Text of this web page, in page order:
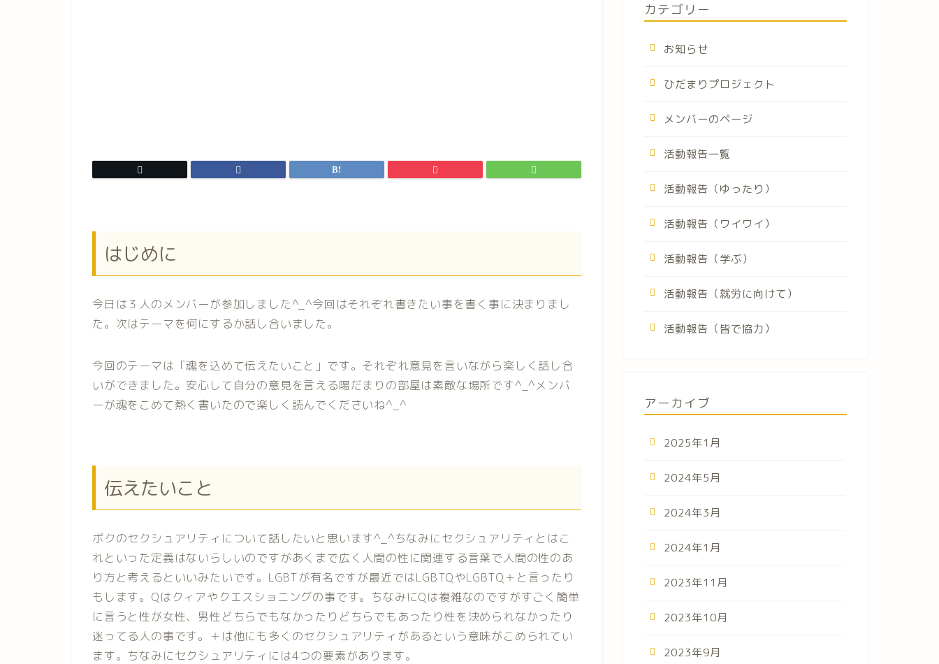
はじめに
今日は３人のメンバーが参加しました^_^今回はそれぞれ書きたい事を書く事に決まりまし
た。次はテーマを何にするか話し合いました。
今回のテーマは「魂を込めて伝えたいこと」です。それぞれ意見を言いながら楽しく話し合
いができました。安心して自分の意見を言える陽だまりの部屋は素敵な場所です^_^メンバ
ーが魂をこめて熱く書いたので楽しく読んでくださいね^_^
伝えたいこと
ボクのセクシュアリティについて話したいと思います^_^ちなみにセクシュアリティとはこ
れといった定義はないらしいのですがあくまで広く人間の性に関連する言葉で人間の性のあ
り方と考えるといいみたいです。LGBTが有名ですが最近ではLGBTQやLGBTQ＋と言ったり
もします。Qはクィアやクエスショニングの事です。ちなみにQは複雑なのですがすごく簡単
に言うと性が女性、男性どちらでもなかったりどちらでもあったり性を決められなかったり
迷ってる人の事です。＋は他にも多くのセクシュアリティがあるという意味がこめられてい
ます。ちなみにセクシュアリティには4つの要素があります。
カテゴリー
お知らせ
ひだまりプロジェクト
メンバーのページ
活動報告一覧
活動報告（ゆったり）
活動報告（ワイワイ）
活動報告（学ぶ）
活動報告（就労に向けて）
活動報告（皆で協力）
アーカイブ
2025年1月
2024年5月
2024年3月
2024年1月
2023年11月
2023年10月
2023年9月